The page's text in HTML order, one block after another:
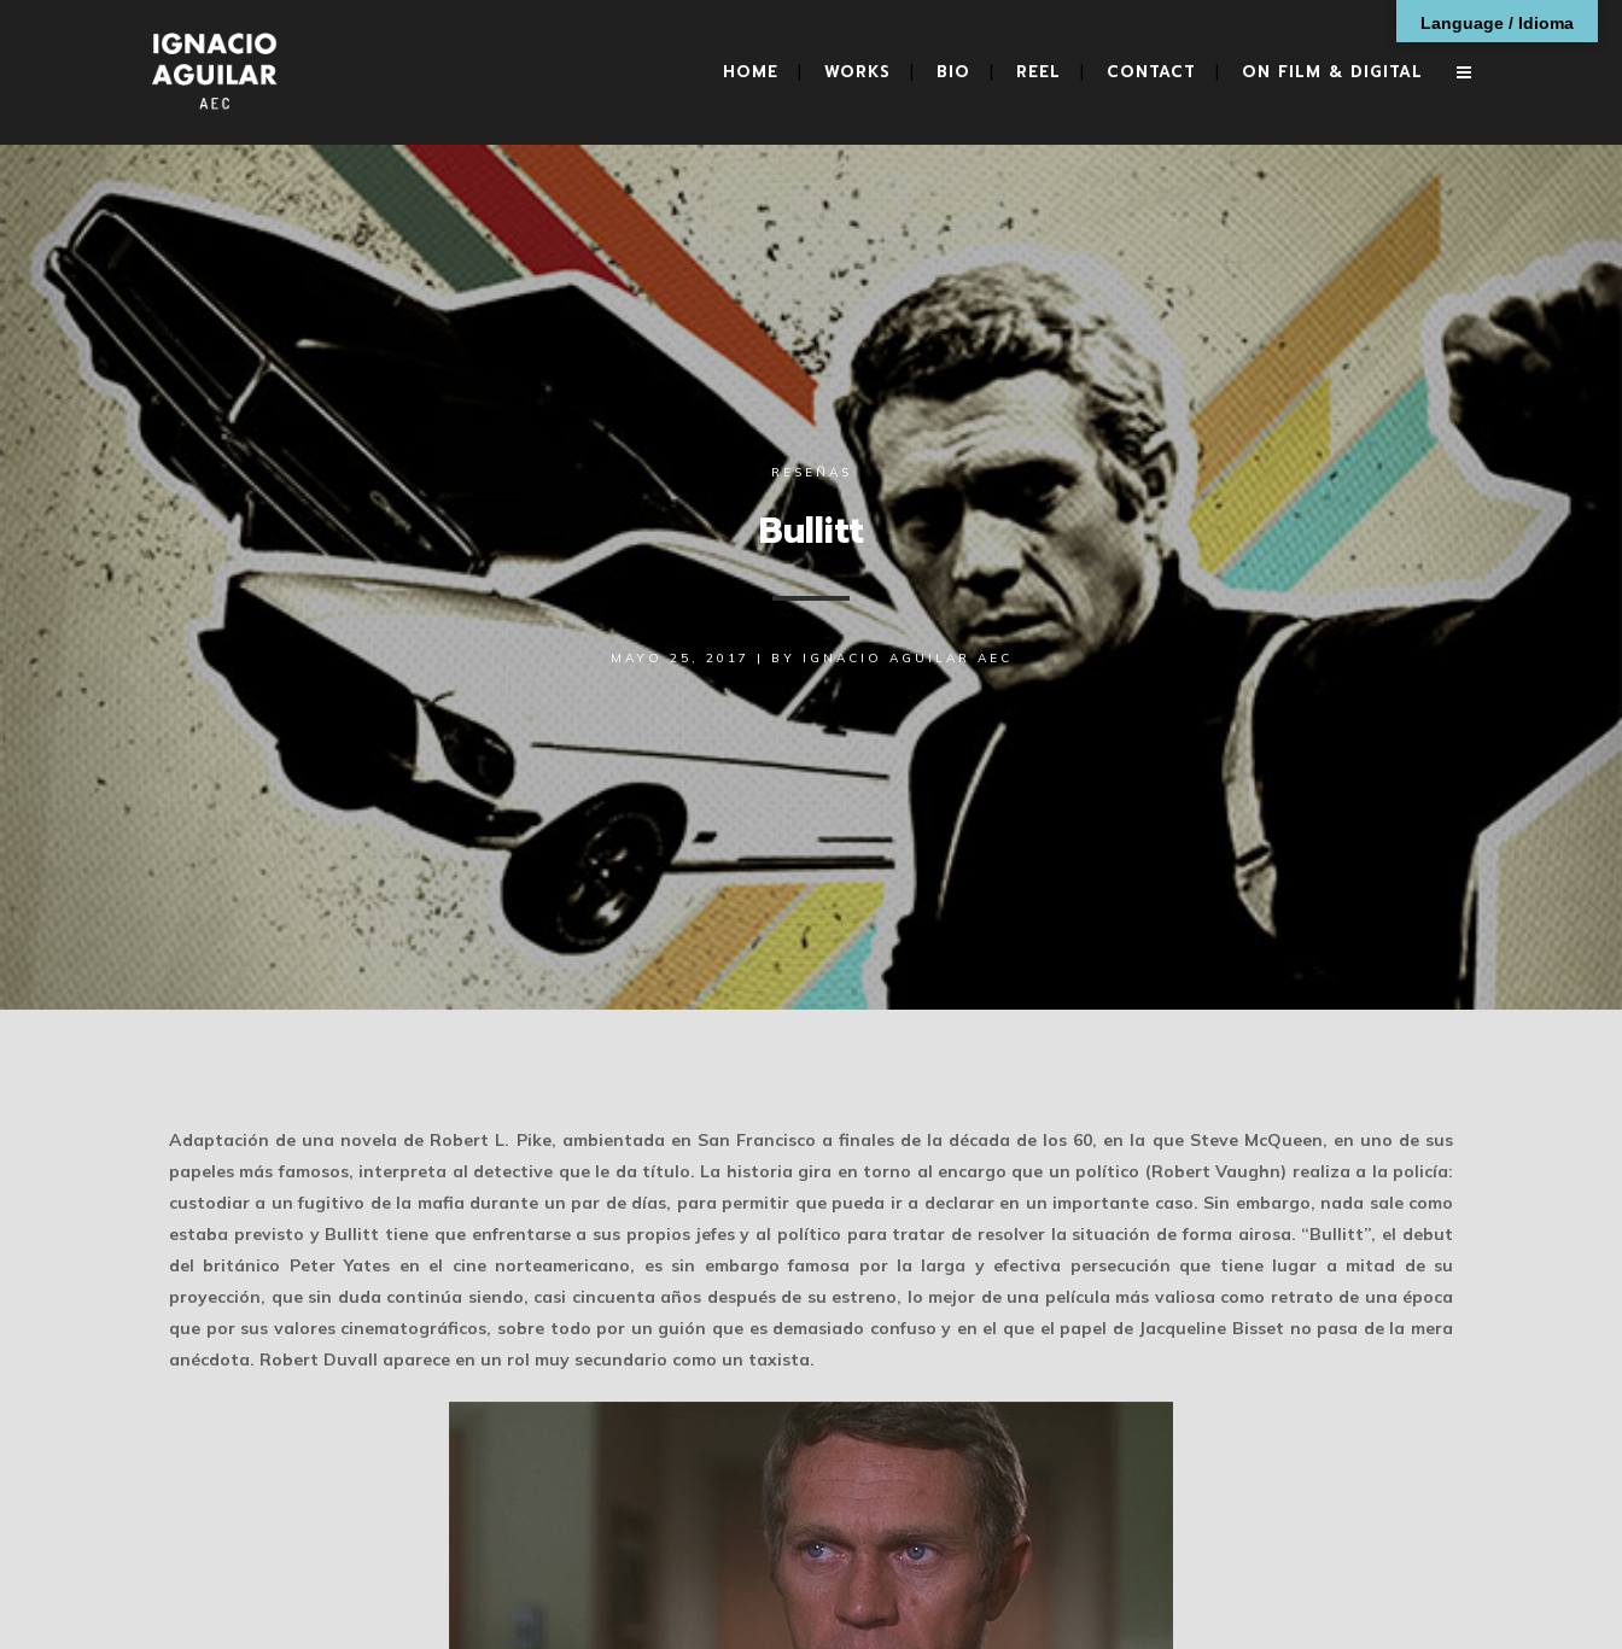
HOME WORKS BIO REEL CONTACT ON FILM & DIGITAL
RESEÑAS
Bullitt
MAYO 25, 2017 | BY IGNACIO AGUILAR AEC
Adaptación de una novela de Robert L. Pike, ambientada en San Francisco a finales de la década de los 60, en la que Steve McQueen, en uno de sus
papeles más famosos, interpreta al detective que le da título. La historia gira en torno al encargo que un político (Robert Vaughn) realiza a la policía:
custodiar a un fugitivo de la mafia durante un par de días, para permitir que pueda ir a declarar en un importante caso. Sin embargo, nada sale como
estaba previsto y Bullitt tiene que enfrentarse a sus propios jefes y al político para tratar de resolver la situación de forma airosa. “Bullitt”, el debut
del británico Peter Yates en el cine norteamericano, es sin embargo famosa por la larga y efectiva persecución que tiene lugar a mitad de su
proyección, que sin duda continúa siendo, casi cincuenta años después de su estreno, lo mejor de una película más valiosa como retrato de una época
que por sus valores cinematográficos, sobre todo por un guión que es demasiado confuso y en el que el papel de Jacqueline Bisset no pasa de la mera
anécdota. Robert Duvall aparece en un rol muy secundario como un taxista.
Language / Idioma